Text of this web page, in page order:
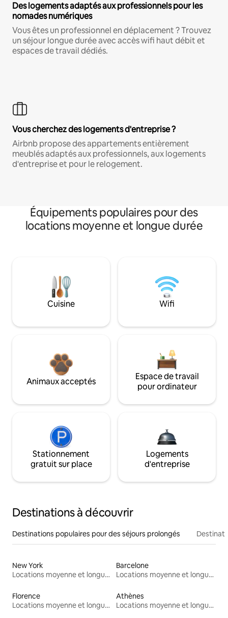
Des logements adaptés aux professionnels pour les
nomades numériques
Vous êtes un professionnel en déplacement ? Trouvez
un séjour longue durée avec accès wifi haut débit et
espaces de travail dédiés.
Vous cherchez des logements d'entreprise ?
Airbnb propose des appartements entièrement
meublés adaptés aux professionnels, aux logements
d'entreprise et pour le relogement.
Équipements populaires pour des
locations moyenne et longue durée
Cuisine Wifi
Animaux acceptés
Espace de travail
pour ordinateur
Stationnement
gratuit sur place
Logements
d'entreprise
Destinations à découvrir
Destinations populaires pour des séjours prolongés
New York
Locations moyenne et longue durée
Barcelone
Locations moyenne et longue durée
Florence
Locations moyenne et longue durée
Athènes
Locations moyenne et longue durée